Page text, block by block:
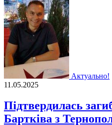
Актуально!
11.05.2025
Підтвердилась
Бартківа з